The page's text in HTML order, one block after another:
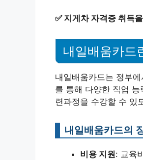
✅ 지게차 자격증 취득
내일배움카드
내일배움카드는 정부
를 통해 다양한 직업
련과정을 수강할 수 있
내일배움카드의
비용 지원: 교육